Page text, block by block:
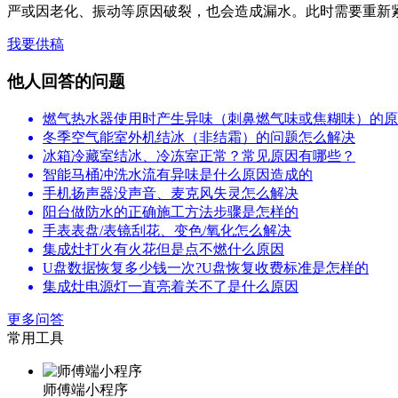
严或因老化、振动等原因破裂，也会造成漏水。此时需要重新
我要供稿
他人回答的问题
燃气热水器使用时产生异味（刺鼻燃气味或焦糊味）的
冬季空气能室外机结冰（非结霜）的问题怎么解决
冰箱冷藏室结冰、冷冻室正常？常见原因有哪些？
智能马桶冲洗水流有异味是什么原因造成的
手机扬声器没声音、麦克风失灵怎么解决
阳台做防水的正确施工方法步骤是怎样的
手表表盘/表镜刮花、变色/氧化怎么解决
集成灶打火有火花但是点不燃什么原因
U盘数据恢复多少钱一次?U盘恢复收费标准是怎样的
集成灶电源灯一直亮着关不了是什么原因
更多问答
常用工具
师傅端小程序